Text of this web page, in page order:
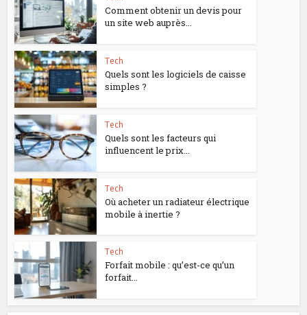
Comment obtenir un devis pour
un site web auprès...
Tech
Quels sont les logiciels de caisse
simples ?
Tech
Quels sont les facteurs qui
influencent le prix...
Tech
Où acheter un radiateur électrique
mobile à inertie ?
Tech
Forfait mobile : qu’est-ce qu’un
forfait...